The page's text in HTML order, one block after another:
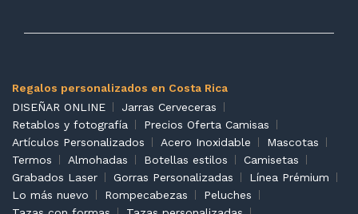
Regalos personalizados en Costa Rica
DISEÑAR ONLINE
Jarras Cerveceras
Retablos y fotografía
Precios Oferta Camisas
Artículos Personalizados
Acero Inoxidable
Mascotas
Termos
Almohadas Botellas estilos
Camisetas
Grabados Laser
Gorras Personalizadas
Línea Prémium
Lo más nuevo
Rompecabezas
Peluches